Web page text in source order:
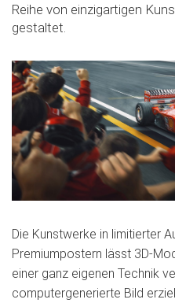
Reihe von einzigartigen
gestaltet.
Die Kunstwerke in limitierter
Premiumpostern lässt 3D-
einer ganz eigenen Technik
computergenerierte Bild